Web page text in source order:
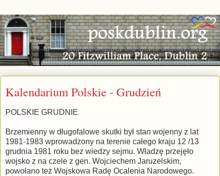
Kalendarium Polskie - Grudzień
POLSKIE GRUDNIE
Brzemienny w długofalowe skutki był stan wojenny z lat
1981-1983 wprowadzony na terenie całego kraju 12 /13
grudnia 1981 roku bez wiedzy sejmu. Władzę przejęło
wojsko z na czele z gen. Wojciechem Jaruzelskim,
powołano też Wojskowa Radę Ocalenia Narodowego.